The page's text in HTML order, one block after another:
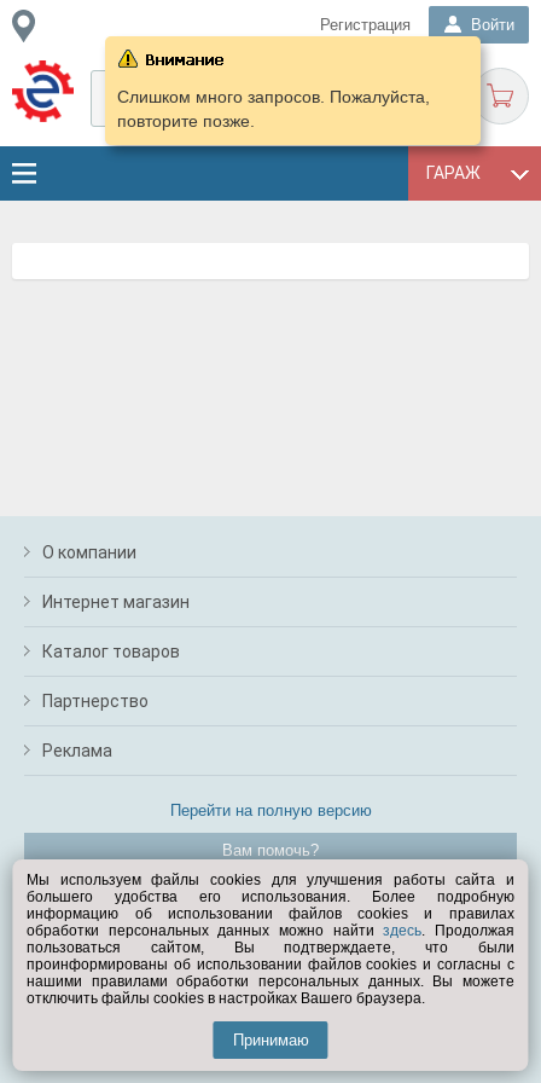
Регистрация Войти
ГАРАЖ
Слишком много запросов. Пожалуйста,
повторите позже.
О компании
Интернет магазин
Каталог товаров
Партнерство
Реклама
Перейти на полную версию
Вам помочь?
© Exist.ru 1998—2026
Мы используем файлы cookies для улучшения работы сайта и
большего удобства его использования. Более подробную
информацию об использовании файлов cookies и правилах
обработки персональных данных можно найтиздесь. Продолжая
пользоваться сайтом, Вы подтверждаете, что были
проинформированы об использовании файлов cookies и согласны с
нашими правилами обработки персональных данных. Вы можете
отключить файлы cookies в настройках Вашего браузера.
Принимаю